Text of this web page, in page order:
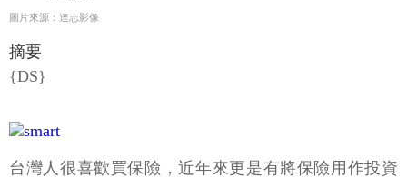
圖片來源：達志影像
摘要
{DS}
台灣人很喜歡買保險，近年來更是有將保險用作投資